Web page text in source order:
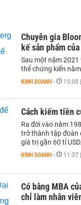
Chuyên gia
kế sản phẩm
Sau một năm
thể chứng kiến
KINH DOANH - 15:00
Cách kiếm tiền
Ra đời vào năm
trở thành tập đoàn
giá trị gần 60 tỉ USD.
KINH DOANH - 11:37
Có bằng MBA
chỉ làm nhân